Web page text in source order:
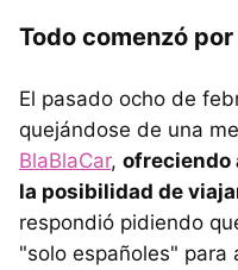
Todo comenzó
El pasado ocho de
quejándose de una
BlaBlaCar, ofreciendo
la posibilidad de
respondió pidiendo
"solo españoles" para